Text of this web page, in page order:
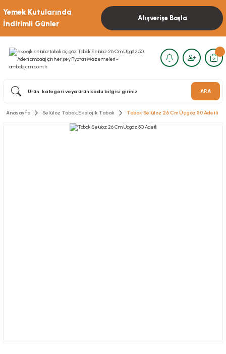
Yemek Kutularında
İndirimli Günler
Alışverişe Başla
ARA
Anasayfa Selüloz Tabak,Ekolojik Tabak Tabak Selüloz 26 Cm Üçgöz 50 Adetli